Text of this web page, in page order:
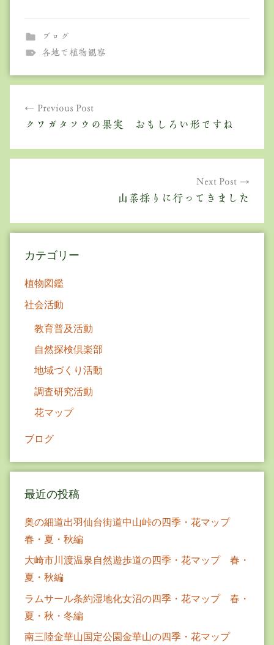
ブログ
各地で植物観察
ビ
シ
Previous Post
クワガタソウの果実 おもしろい形ですね
Next Post
山菜採りに行ってきました
カテゴリー
植物図鑑
社会活動
教育普及活動
自然探検倶楽部
地域づくり活動
調査研究活動
花マップ
ブログ
最近の投稿
奥の細道出羽仙台街道中山峠の四季・花マップ
春・夏・秋編
大崎市川渡温泉自然遊歩道の四季・花マップ 春・
夏・秋編
ラムサール条約湿地化女沼の四季・花マップ 春・
夏・秋・冬編
南三陸金華山国定公園金華山の四季・花マップ